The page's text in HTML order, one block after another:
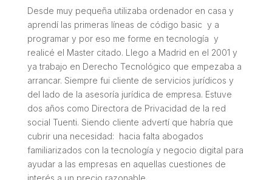
Desde muy pequeña utilizaba ordenador en casa y
aprendí las primeras líneas de código basic y a
programar y por eso me forme en tecnología y
realicé el Master citado. Llego a Madrid en el 2001 y
ya trabajo en Derecho Tecnológico que empezaba a
arrancar. Siempre fui cliente de servicios jurídicos y
del lado de la asesoría jurídica de empresa. Estuve
dos años como Directora de Privacidad de la red
social Tuenti. Siendo cliente advertí que habría que
cubrir una necesidad: hacia falta abogados
familiarizados con la tecnología y negocio digital para
ayudar a las empresas en aquellas cuestiones de
interés a un precio razonable.